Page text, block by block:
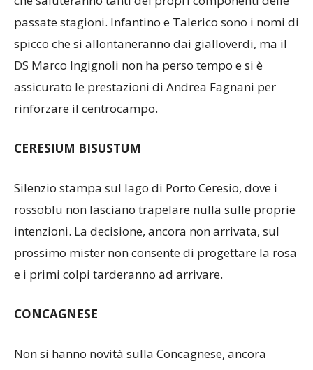
propria squadra sarà il Caravate, con i gialloverdi
che saluteranno tanti dei propri componenti delle
passate stagioni. Infantino e Talerico sono i nomi di
spicco che si allontaneranno dai gialloverdi, ma il
DS Marco Ingignoli non ha perso tempo e si è
assicurato le prestazioni di Andrea Fagnani per
Silenzio stampa sul lago di Porto Ceresio, dove i
rossoblu non lasciano trapelare nulla sulle proprie
intenzioni. La decisione, ancora non arrivata, sul
prossimo mister non consente di progettare la rosa